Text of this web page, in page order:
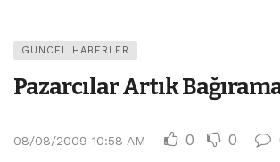
GÜNCEL HABERLER
Pazarcılar Artık
08/08/2009 10:58 AM 0 0